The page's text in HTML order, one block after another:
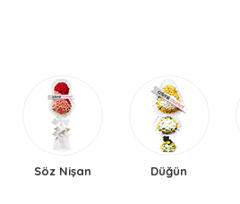
Söz Nişan Düğün